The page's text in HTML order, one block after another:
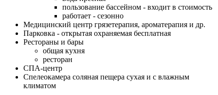
пользование бассейном - входит в стоимость
работает - сезонно
Медицинский центр грязетерапия, ароматерапия и др.
Парковка - открытая охраняемая бесплатная
Рестораны и бары
общая кухня
ресторан
СПА-центр
Спелеокамера соляная пещера сухая и с влажным
климатом